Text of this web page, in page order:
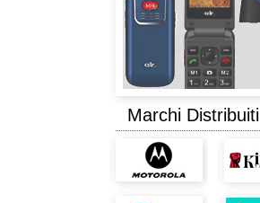
Marchi Distribuiti